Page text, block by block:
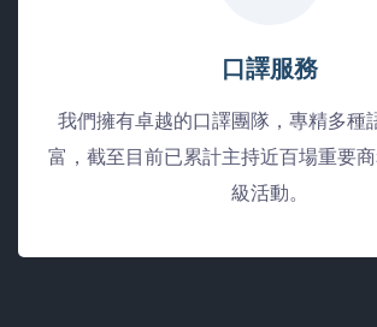
口譯服務
我們擁有卓越的口譯團隊，專精多種
富，截至目前已累計主持近百場重要
級活動。